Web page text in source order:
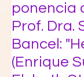
ponencia
Prof. Dra.
Bancel:
(Enrique